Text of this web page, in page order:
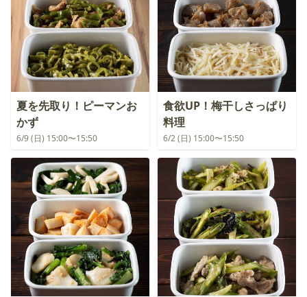
夏を先取り！ピーマンお
かず
6/9 (日) 15:00〜15:50
食欲UP！梅干しさっぱり
料理
6/2 (日) 15:00〜15:50